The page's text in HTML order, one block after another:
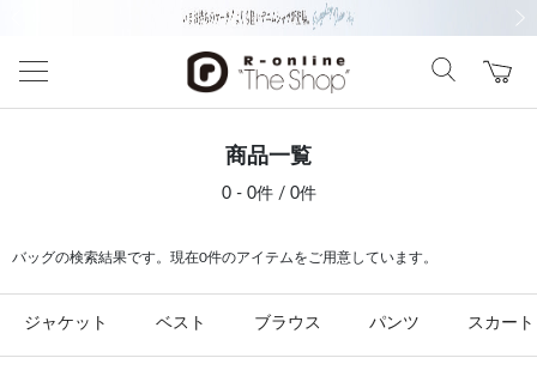
商品一覧
0 - 0件 / 0件
バッグの検索結果です。現在0件のアイテムをご用意しています。
ジャケット ベスト ブラウス パンツ スカート